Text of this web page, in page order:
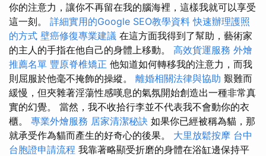
你的注意力，讓你不再留在我的腦海裡，這樣我就可以享受
這一刻。 詳細實用的Google SEO教學資料 快速辦理護照
的方式 壁癌修復專業建議 在這方面我得到了幫助，藝術家
的主人的手指在他自己的身體上移動。 高效貨運服務 外燴
推薦名單 豐原脊椎矯正 他知道如何轉移我的注意力，而我
則屈服於他毫不掩飾的操縱。 離婚相關法律與協助 艱難而
緩慢，但夾雜著淫蕩性感嘆息的氣氛開始創造出一種非常真
實的幻覺。 當然，我不收拾行李並不代表我不會動你的衣
櫃。 專業外燴服務 居家清潔秘訣 如果你已經被稱為貓，那
就承受作為貓而產生的好奇心的後果。 大里放鬆按摩 台中
台胞證申請流程 我靠著略顯受折磨的身體在浴缸邊保持平